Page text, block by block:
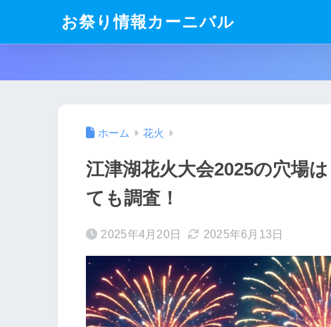
お祭り情報カーニバル
ホーム 花火
江津湖花火大会2025の穴場
ても調査！
2025年4月20日 2025年6月13日